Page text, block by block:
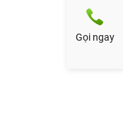
Gọi ngay